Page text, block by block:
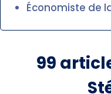
Économiste de
99